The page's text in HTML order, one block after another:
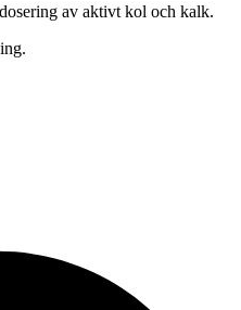
av aktivt kol och kalk.